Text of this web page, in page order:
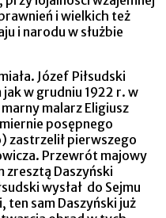
i wielkich też
i narodu w służbie
Józef Piłsudski
w grudniu 1922 r. w
malarz Eligiusz
posępnego
zastrzelił pierwszego
Przewrót majowy
zresztą Daszyński
wysłał do Sejmu
ten sam Daszyński już